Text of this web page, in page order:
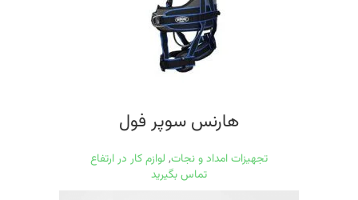
هارنس سوپر فول
تجهیزات امداد و نجات, لوازم کار در ارتفاع
تماس بگیرید